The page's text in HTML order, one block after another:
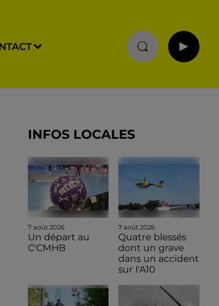
INFOS LOCALES
7 août 2026
Un départ au
C'CMHB
7 août 2026
Quatre blessés
dont un grave
dans un accident
sur l'A10